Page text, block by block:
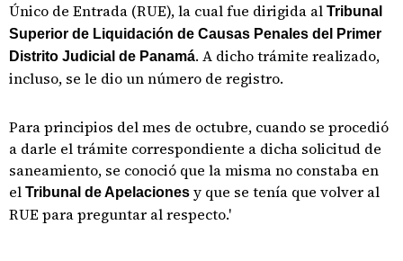
Único de Entrada (RUE), la cual fue dirigida al Tribunal
Superior de Liquidación de Causas Penales del Primer
Distrito Judicial de Panamá. A dicho trámite realizado,
incluso, se le dio un número de registro.
Para principios del mes de octubre, cuando se procedió
a darle el trámite correspondiente a dicha solicitud de
saneamiento, se conoció que la misma no constaba en
el Tribunal de Apelaciones y que se tenía que volver al
RUE para preguntar al respecto.'